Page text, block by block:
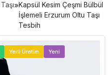
»Kapsül Kesim Çeşmi Bülbül
İşlemeli Erzurum Oltu Taşı
Tesbih
Yerli Üretim Yeni